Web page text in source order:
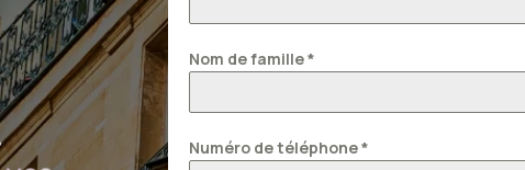
Nom de famille*
Numéro de téléphone*